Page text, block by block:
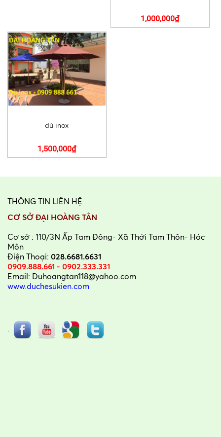
1,000,000₫
dù inox
1,500,000₫
THÔNG TIN LIÊN HỆ
CƠ SỞ ĐẠI HOÀNG TÂN
Cơ sở : 110/3N Ấp Tam Đông- Xã Thới Tam Thôn- Hóc
Môn
Điện Thoại: 028.6681.6631
0909.888.661 - 0902.333.331
Email: Duhoangtan118@yahoo.com
www.duchesukien.com
.